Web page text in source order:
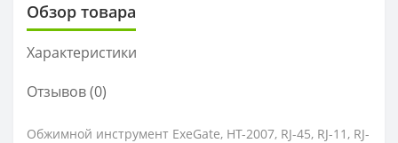
Обзор товара
Характеристики
Отзывов (0)
Обжимной инструмент ExeGate, HT-2007, RJ-45, RJ-11, RJ-